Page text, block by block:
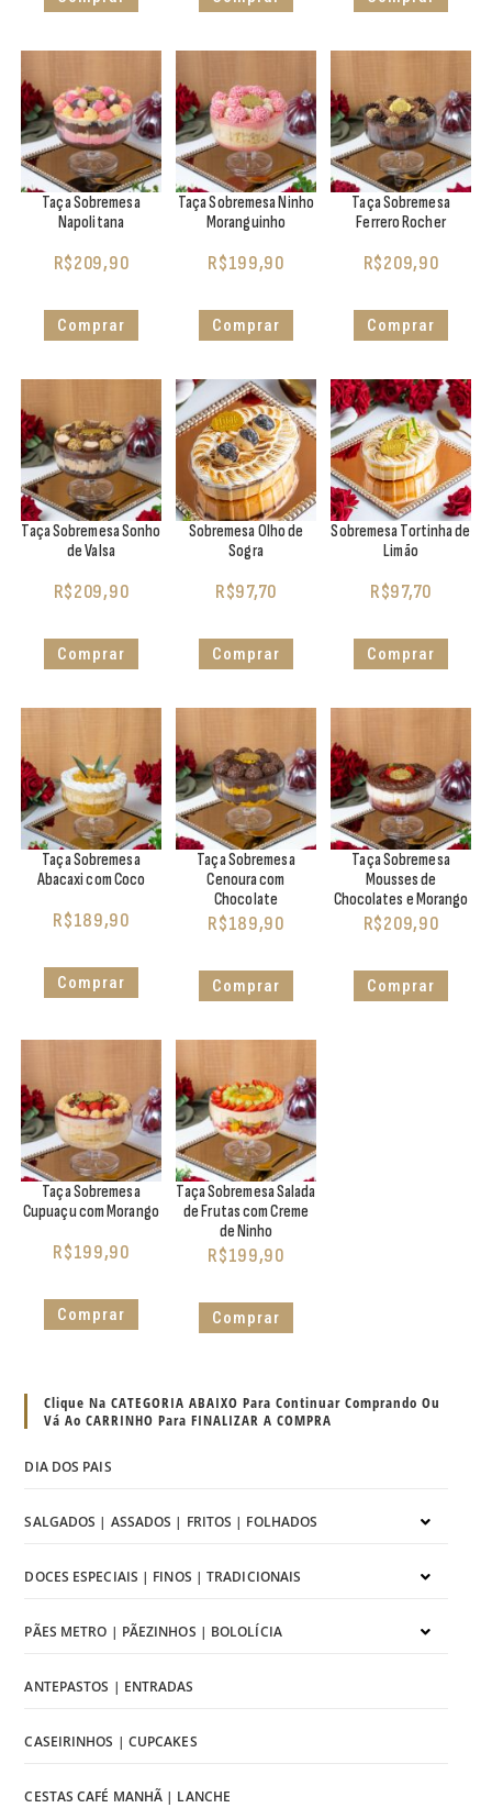
Taça Sobremesa
Napolitana
R$209,90
Comprar
Taça Sobremesa Ninho
Moranguinho
R$199,90
Comprar
Taça Sobremesa
Ferrero Rocher
R$209,90
Comprar
Taça Sobremesa Sonho
de Valsa
R$209,90
Comprar
Sobremesa Olho de
Sogra
R$97,70
Comprar
Sobremesa Tortinha de
Limão
R$97,70
Comprar
Taça Sobremesa
Abacaxi com Coco
R$189,90
Comprar
Taça Sobremesa
Cenoura com
Chocolate
R$189,90
Comprar
Taça Sobremesa
Mousses de
Chocolates e Morango
R$209,90
Comprar
Taça Sobremesa
Cupuaçu com Morango
R$199,90
Comprar
Taça Sobremesa Salada
de Frutas com Creme
de Ninho
R$199,90
Comprar
Clique Na CATEGORIA ABAIXO Para Continuar Comprando Ou
Vá Ao CARRINHO Para FINALIZAR A COMPRA
DIA DOS PAIS
SALGADOS | ASSADOS | FRITOS | FOLHADOS
DOCES ESPECIAIS | FINOS | TRADICIONAIS
PÃES METRO | PÃEZINHOS | BOLOLÍCIA
ANTEPASTOS | ENTRADAS
CASEIRINHOS | CUPCAKES
CESTAS CAFÉ MANHÃ | LANCHE